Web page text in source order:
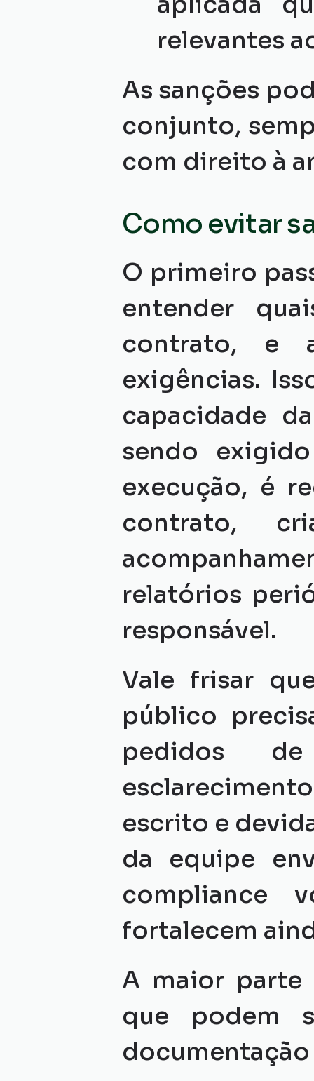
relevantes
As sanções
conjunto,
com direito à
Como evitar
O primeiro
entender
contrato, e
exigências.
capacidade
sendo
execução, é
contrato,
relatórios
responsável.
Vale frisar
público
pedidos
escrito e
da equipe
compliance
fortalecem
A maior parte
que podem